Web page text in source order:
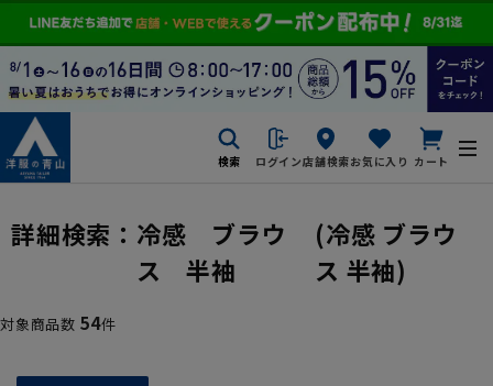
検索 ログイン店舗検索お気に入り カート
詳細検索： 冷感 ブラウ
ス 半袖
(冷感 ブラウ
ス 半袖)
対象商品数 54件